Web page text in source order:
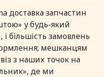
доставка запчастин
у будь-який
більшість замовлень
мешканцям
з наших точок на
де ми